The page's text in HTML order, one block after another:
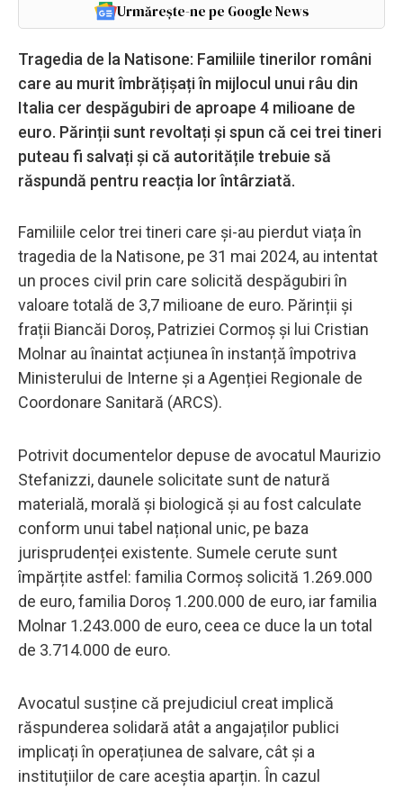
Urmărește-ne pe Google News
Tragedia de la Natisone: Familiile tinerilor români
care au murit îmbrățișați în mijlocul unui râu din
Italia cer despăgubiri de aproape 4 milioane de
euro. Părinții sunt revoltați și spun că cei trei tineri
puteau fi salvați și că autoritățile trebuie să
răspundă pentru reacția lor întârziată.
Familiile celor trei tineri care și-au pierdut viața în
tragedia de la Natisone, pe 31 mai 2024, au intentat
un proces civil prin care solicită despăgubiri în
valoare totală de 3,7 milioane de euro. Părinții și
frații Biancăi Doroș, Patriziei Cormoș și lui Cristian
Molnar au înaintat acțiunea în instanță împotriva
Ministerului de Interne și a Agenției Regionale de
Coordonare Sanitară (ARCS).
Potrivit documentelor depuse de avocatul Maurizio
Stefanizzi, daunele solicitate sunt de natură
materială, morală și biologică și au fost calculate
conform unui tabel național unic, pe baza
jurisprudenței existente. Sumele cerute sunt
împărțite astfel: familia Cormoș solicită 1.269.000
de euro, familia Doroș 1.200.000 de euro, iar familia
Molnar 1.243.000 de euro, ceea ce duce la un total
de 3.714.000 de euro.
Avocatul susține că prejudiciul creat implică
răspunderea solidară atât a angajaților publici
implicați în operațiunea de salvare, cât și a
instituțiilor de care aceștia aparțin. În cazul